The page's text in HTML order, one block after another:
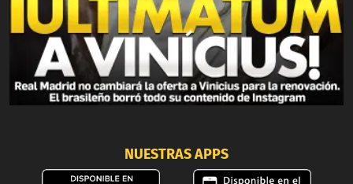
NUESTRAS APPS